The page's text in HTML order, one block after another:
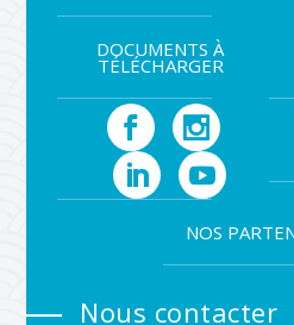
DOCUMENTS À
TÉLÉCHARGER
NOS
Nous contacter